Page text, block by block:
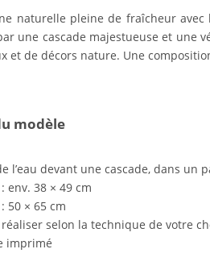
naturelle pleine de fraîcheur
une cascade majestueuse et une
et de décors nature. Une
modèle
l’eau devant une cascade, dans un
env. 38 × 49 cm
50 × 65 cm
selon la technique de votre
imprimé